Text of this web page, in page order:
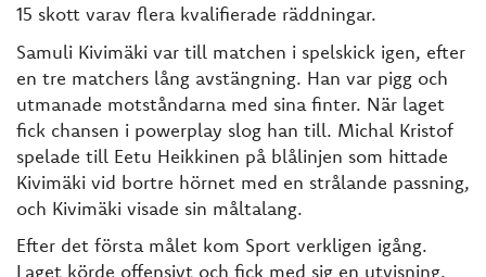
15 skott varav flera kvalifierade räddningar.
Samuli Kivimäki var till matchen i spelskick igen, efter
en tre matchers lång avstängning. Han var pigg och
utmanade motståndarna med sina finter. När laget
fick chansen i powerplay slog han till. Michal Kristof
spelade till Eetu Heikkinen på blålinjen som hittade
Kivimäki vid bortre hörnet med en strålande passning,
och Kivimäki visade sin måltalang.
Efter det första målet kom Sport verkligen igång.
Laget körde offensivt och fick med sig en utvisning,